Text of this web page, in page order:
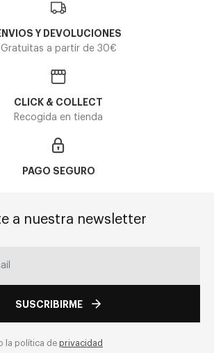
Y DEVOLUCIONES
Gratuitas a partir de 30€
CLICK & COLLECT
Recogida en tienda
PAGO SEGURO
a nuestra newsletter
SUSCRIBIRME
la política de privacidad